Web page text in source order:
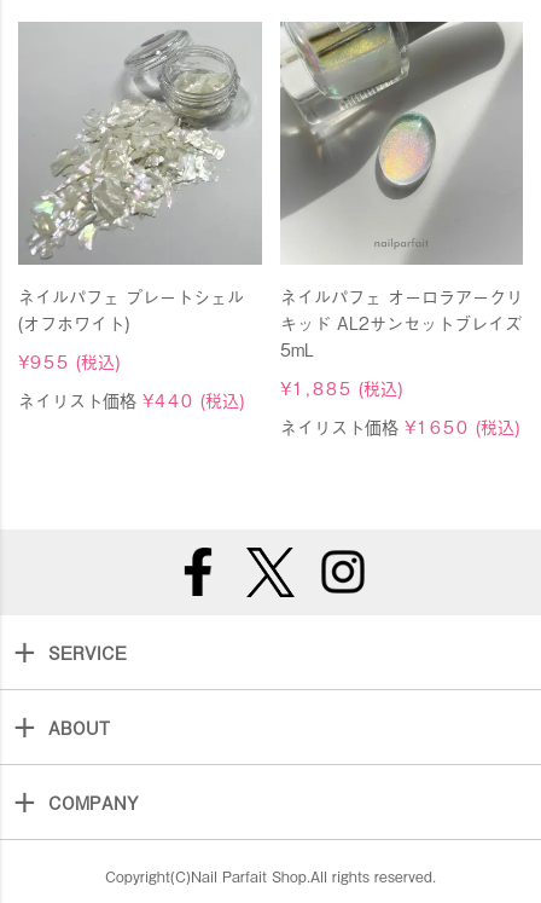
ネイルパフェ プレートシェル
(オフホワイト)
¥955 (税込)
ネイリスト価格 ¥440 (税込)
ネイルパフェ オーロラアークリ
キッド AL2サンセットブレイズ
5mL
¥1,885 (税込)
ネイリスト価格 ¥1650 (税込)
SERVICE
ABOUT
COMPANY
Copyright(C)Nail Parfait Shop.All rights reserved.